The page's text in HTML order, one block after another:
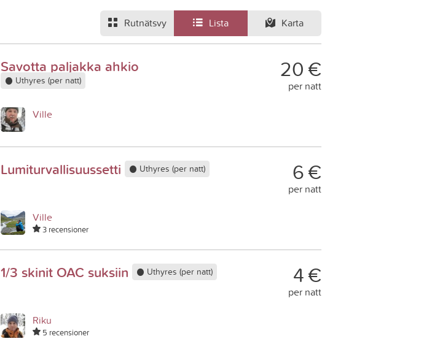
Rutnätsvy Lista Karta
20 €
per natt
Savotta paljakka ahkio
Uthyres (per natt)
Ville
6 €
per natt
Lumiturvallisuussetti Uthyres (per natt)
Ville
3 recensioner
4 €
per natt
1/3 skinit OAC suksiin Uthyres (per natt)
Riku
5 recensioner